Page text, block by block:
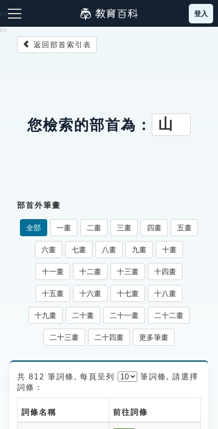
到
主
:::
成語故事
索引選單
知識索引
單字索引
生命大百科索引
遊戲專區
貓頭鷹博士
登入
:::
返回部首索引表
您檢索的部首為： 山
部首外筆畫
全部 一畫 二畫 三畫 四畫 五畫
六畫 七畫 八畫 九畫 十畫
十一畫 十二畫 十三畫 十四畫
十五畫 十六畫 十七畫 十八畫
十九畫 二十畫 二十一畫 二十二畫
二十三畫 二十四畫 更多筆畫
共 812 筆詞條, 每頁呈列 筆詞條, 請選擇
詞條：
詞條名稱 前往詞條